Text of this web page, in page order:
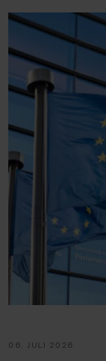
06. JULI 2026